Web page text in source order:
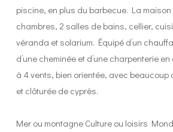
piscine, en plus du barbecue. La
chambres, 2 salles de bains, cellier,
véranda et solarium. Équipé d’un
d’une cheminée et d’une charpenterie
à 4 vents, bien orientée, avec beaucoup
et clôturée de cyprès.
Mer ou montagne Culture ou loisirs